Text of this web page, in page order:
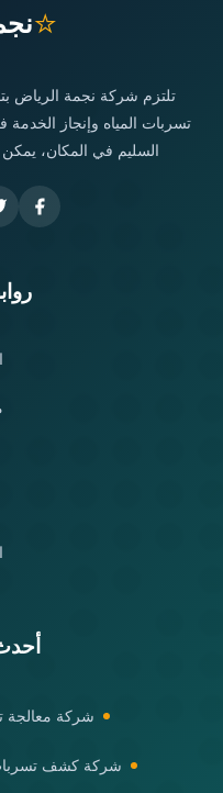
⭐
تلتزم شركة نجمة الرياض
تسربات المياه وإنجاز
السليم في المكان،
شركة معالجة
شركة كشف تسربات